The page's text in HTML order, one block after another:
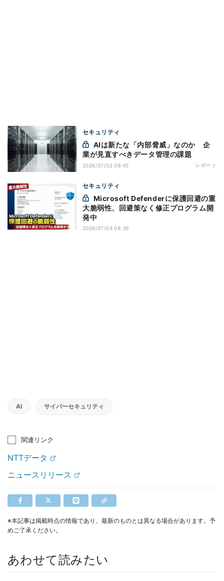
セキュリティ
業が見直すべきデータ管理の課題
2026/07/02 09:45 レポート
セキュリティ
大脆弱性、回避策なく修正プログラム開
発中
2026/07/04 08:39
AI サイバーセキュリティ
関連リンク
NTTデータ
ニュースリリース
※本記事は掲載時点の情報であり、最新のものとは異なる場合があります。予
めご了承ください。
あわせて読みたい